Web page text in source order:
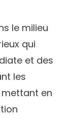
le milieu
qui
et des
les
en